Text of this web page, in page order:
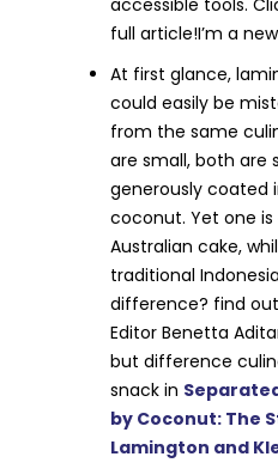
accessible tools.
full article!I’m a
At first glance,
could easily be
from the same
are small, both are
generously coated
coconut. Yet one is
Australian cake,
traditional
difference? find
Editor Benetta
but difference
snack in
by Coconut: The
Lamington and